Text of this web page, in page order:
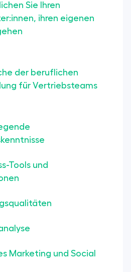
Sie Ihren
ihren eigenen
der beruflichen
für Vertriebsteams
Tools und
Marketing und Social